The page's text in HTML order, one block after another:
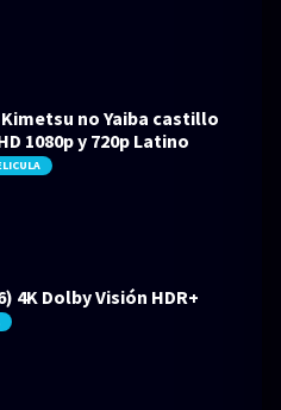
no Yaiba castillo
1080p y 720p Latino
4K Dolby Visión HDR+